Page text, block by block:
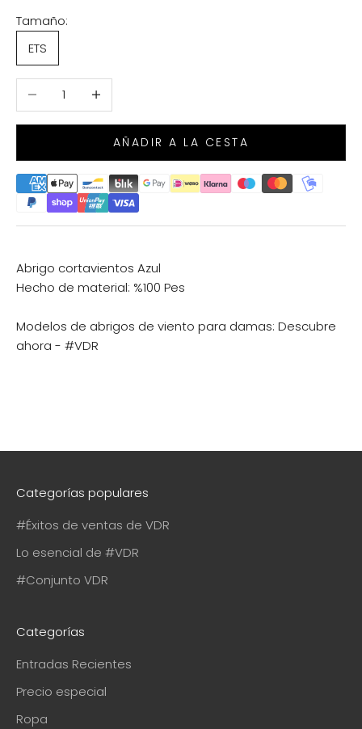
Tamaño:
ETS
Reducir cantidadAumentar cantidad
AÑADIR A LA CESTA
Abrigo cortavientos Azul
Hecho de material: %100 Pes
Modelos de abrigos de viento para damas: Descubre
ahora - #VDR
Categorías populares
#Éxitos de ventas de VDR
Lo esencial de #VDR
#Conjunto VDR
Categorías
Entradas Recientes
Precio especial
Ropa